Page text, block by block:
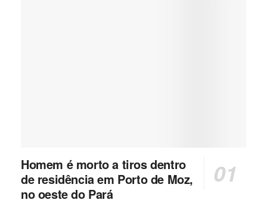
Homem é morto a tiros dentro
de residência em Porto de Moz,
no oeste do Pará